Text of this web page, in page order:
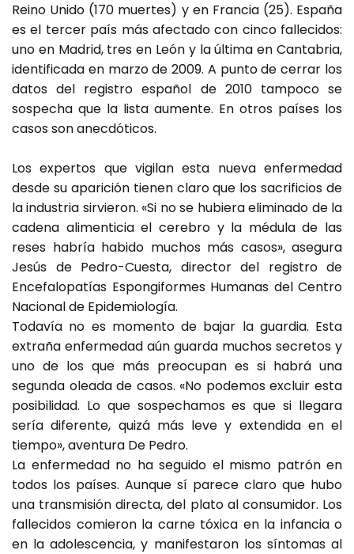
Reino Unido (170 muertes) y en Francia (25). España
es el tercer país más afectado con cinco fallecidos:
uno en Madrid, tres en León y la última en Cantabria,
identificada en marzo de 2009. A punto de cerrar los
datos del registro español de 2010 tampoco se
sospecha que la lista aumente. En otros países los
casos son anecdóticos.
Los expertos que vigilan esta nueva enfermedad
desde su aparición tienen claro que los sacrificios de
la industria sirvieron. «Si no se hubiera eliminado de la
cadena alimenticia el cerebro y la médula de las
reses habría habido muchos más casos», asegura
Jesús de Pedro-Cuesta, director del registro de
Encefalopatías Espongiformes Humanas del Centro
Nacional de Epidemiología.
Todavía no es momento de bajar la guardia. Esta
extraña enfermedad aún guarda muchos secretos y
uno de los que más preocupan es si habrá una
segunda oleada de casos. «No podemos excluir esta
posibilidad. Lo que sospechamos es que si llegara
sería diferente, quizá más leve y extendida en el
tiempo», aventura De Pedro.
La enfermedad no ha seguido el mismo patrón en
todos los países. Aunque sí parece claro que hubo
una transmisión directa, del plato al consumidor. Los
fallecidos comieron la carne tóxica en la infancia o
en la adolescencia, y manifestaron los síntomas al